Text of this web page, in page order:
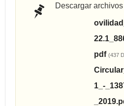
Descargar
pdf(437
1_-